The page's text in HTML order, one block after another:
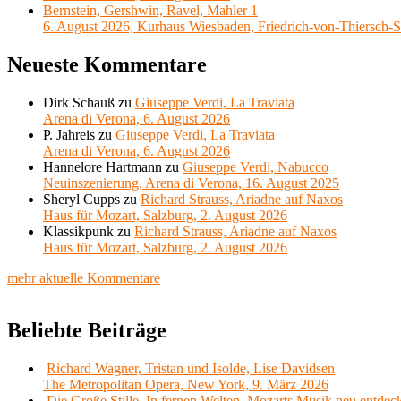
Bernstein, Gershwin, Ravel, Mahler 1
6. August 2026, Kurhaus Wiesbaden, Friedrich-von-Thiersch-
Neueste Kommentare
Dirk Schauß zu Giuseppe Verdi, La Traviata
Arena di Verona, 6. August 2026
P. Jahreis zu Giuseppe Verdi, La Traviata
Arena di Verona, 6. August 2026
Hannelore Hartmann zu Giuseppe Verdi, Nabucco
Neuinszenierung, Arena di Verona, 16. August 2025
Sheryl Cupps zu Richard Strauss, Ariadne auf Naxos
Haus für Mozart, Salzburg, 2. August 2026
Klassikpunk zu Richard Strauss, Ariadne auf Naxos
Haus für Mozart, Salzburg, 2. August 2026
mehr aktuelle Kommentare
Beliebte Beiträge
Richard Wagner, Tristan und Isolde, Lise Davidsen
The Metropolitan Opera, New York, 9. März 2026